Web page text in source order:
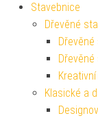
Stavebnice
Dřevěné
Klasické a